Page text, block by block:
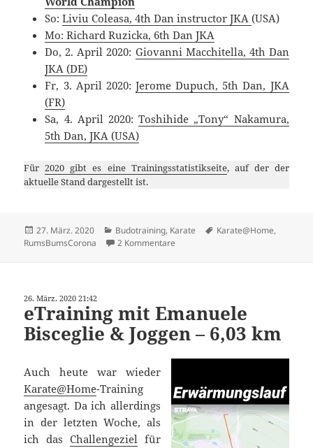
So:Liviu Coleasa, 4th Dan instructor JKA(USA)
Mo: Richard Ruzicka, 6th Dan JKA
Do, 2. April 2020: Giovanni Macchitella, 4th Dan
JKA (DE)
Fr, 3. April 2020: Jerome Dupuch, 5th Dan, JKA
(FR)
Sa, 4. April 2020:Toshihide „Tony“ Nakamura,
5th Dan, JKA (USA)
Für2020 gibt es eine Trainingsstatistikseite, auf der der
aktuelle Stand dargestellt ist.
Veröffentlicht
am
27. März. 2020 Kategorien
Budotraining, Karate Schlagwörter
Karate@Home,
RumsBumsCorona
2 Kommentare
26. März. 2020 21:42
eTraining mit Emanuele
Bisceglie & Joggen – 6,03 km
Auch heute war wieder
Karate@Home-Training
angesagt. Da ich allerdings
in der letzten Woche, als
ich das Challengezielfür